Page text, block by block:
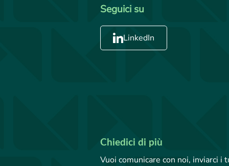
Seguici su
LinkedIn
Chiedici di più
Vuoi comunicare con noi, inviarci